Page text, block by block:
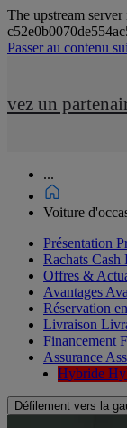
The upstream
Passer au contenu
un
...
Voiture
Présentation
Rachats Cash
Offres &
Avantages
Réservation
Livraison
Financement
Assurance
Hybride
Défilement vers la